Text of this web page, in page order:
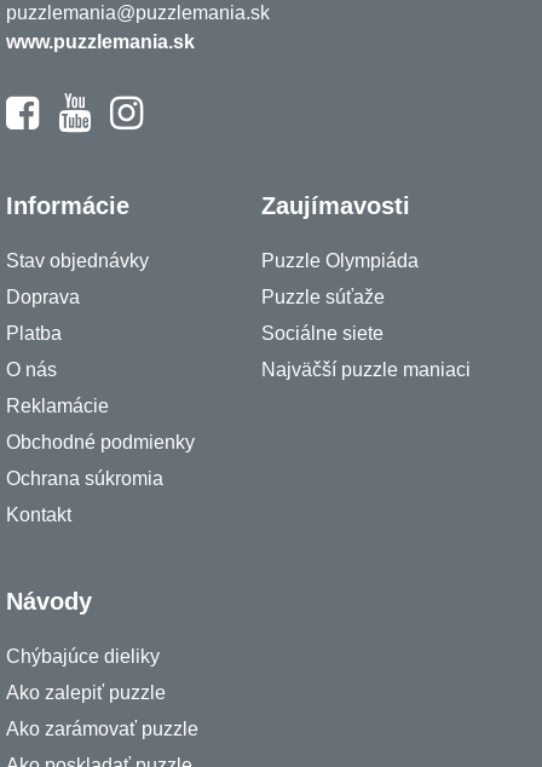
puzzlemania@puzzlemania.sk
www.puzzlemania.sk
Informácie
Stav objednávky
Doprava
Platba
O nás
Reklamácie
Obchodné podmienky
Ochrana súkromia
Kontakt
Zaujímavosti
Puzzle Olympiáda
Puzzle súťaže
Sociálne siete
Najväčší puzzle maniaci
Návody
Chýbajúce dieliky
Ako zalepiť puzzle
Ako zarámovať puzzle